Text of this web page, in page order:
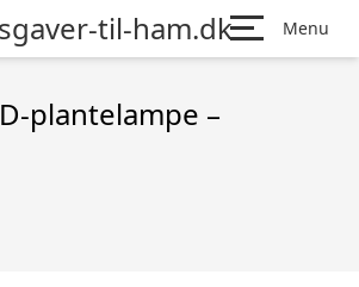
til-ham.dk Menu
plantelampe –